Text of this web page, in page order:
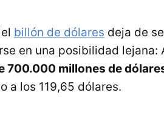
billón de dólares deja de
en una posibilidad lejana:
700.000 millones de
a los 119,65 dólares.